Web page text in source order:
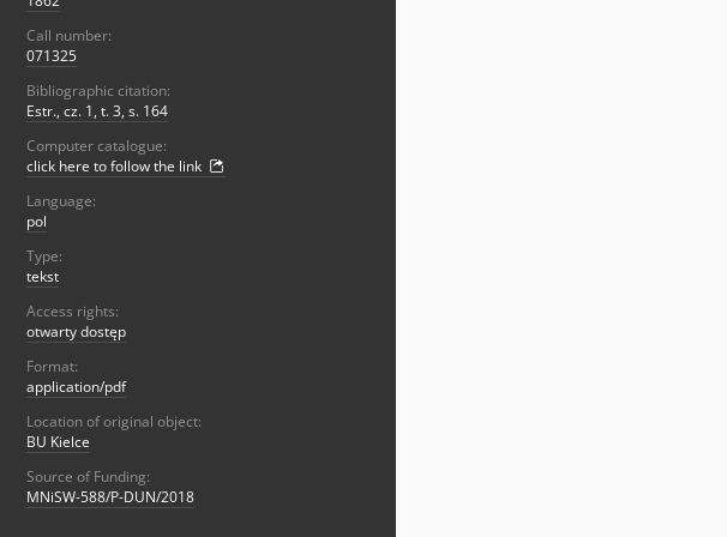
Call number:
071325
Bibliographic citation:
Estr., cz. 1, t. 3, s. 164
Computer catalogue:
click here to follow the link
Language:
pol
Type:
tekst
Access rights:
otwarty dostęp
Format:
application/pdf
Location of original object:
BU Kielce
Source of Funding:
MNiSW-588/P-DUN/2018